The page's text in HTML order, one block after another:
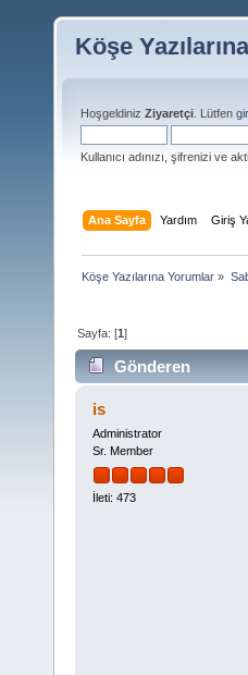
Köşe
Hoşgeldiniz Ziyaretçi . Lütfen
Kullanıcı adınızı, şifrenizi ve
Ana Sayfa Yardım Giriş
Köşe Yazılarına Yorumlar »
Sayfa: [1]
Gönderen
YARIŞANLAR
is
Administrator
Sr. Member
İleti: 473